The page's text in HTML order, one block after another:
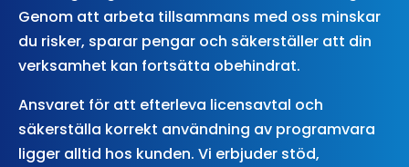
Genom att arbeta tillsammans med oss minskar
du risker, sparar pengar och säkerställer att din
verksamhet kan fortsätta obehindrat.
Ansvaret för att efterleva licensavtal och
säkerställa korrekt användning av programvara
ligger alltid hos kunden. Vi erbjuder stöd,